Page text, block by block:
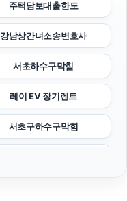
주택담보대출한도
강남상간녀소송변호사
서초하수구막힘
레이 EV 장기렌트
서초구하수구막힘